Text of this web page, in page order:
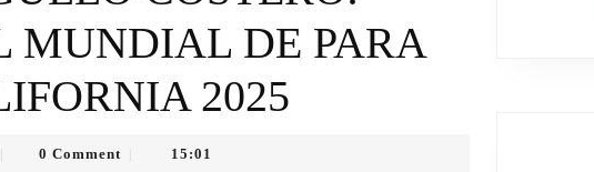
MUNDIAL DE PARA
2025
0 Comment 15:01